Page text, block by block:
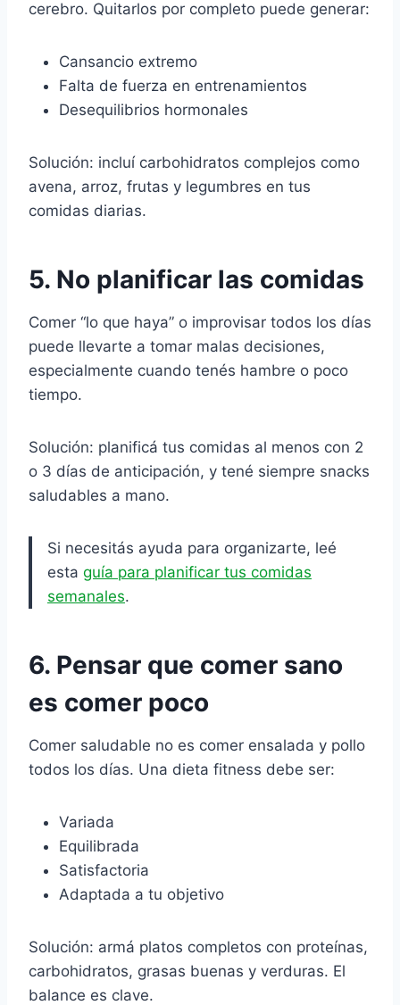
cerebro. Quitarlos por completo puede generar:
Cansancio extremo
Falta de fuerza en entrenamientos
Desequilibrios hormonales
Solución: incluí carbohidratos complejos como
avena, arroz, frutas y legumbres en tus
comidas diarias.
5. No planificar las comidas
Comer “lo que haya” o improvisar todos los días
puede llevarte a tomar malas decisiones,
especialmente cuando tenés hambre o poco
tiempo.
Solución: planificá tus comidas al menos con 2
o 3 días de anticipación, y tené siempre snacks
saludables a mano.
Si necesitás ayuda para organizarte, leé
esta guía para planificar tus comidas
semanales.
6. Pensar que comer sano
es comer poco
Comer saludable no es comer ensalada y pollo
todos los días. Una dieta fitness debe ser:
Variada
Equilibrada
Satisfactoria
Adaptada a tu objetivo
Solución: armá platos completos con proteínas,
carbohidratos, grasas buenas y verduras. El
balance es clave.